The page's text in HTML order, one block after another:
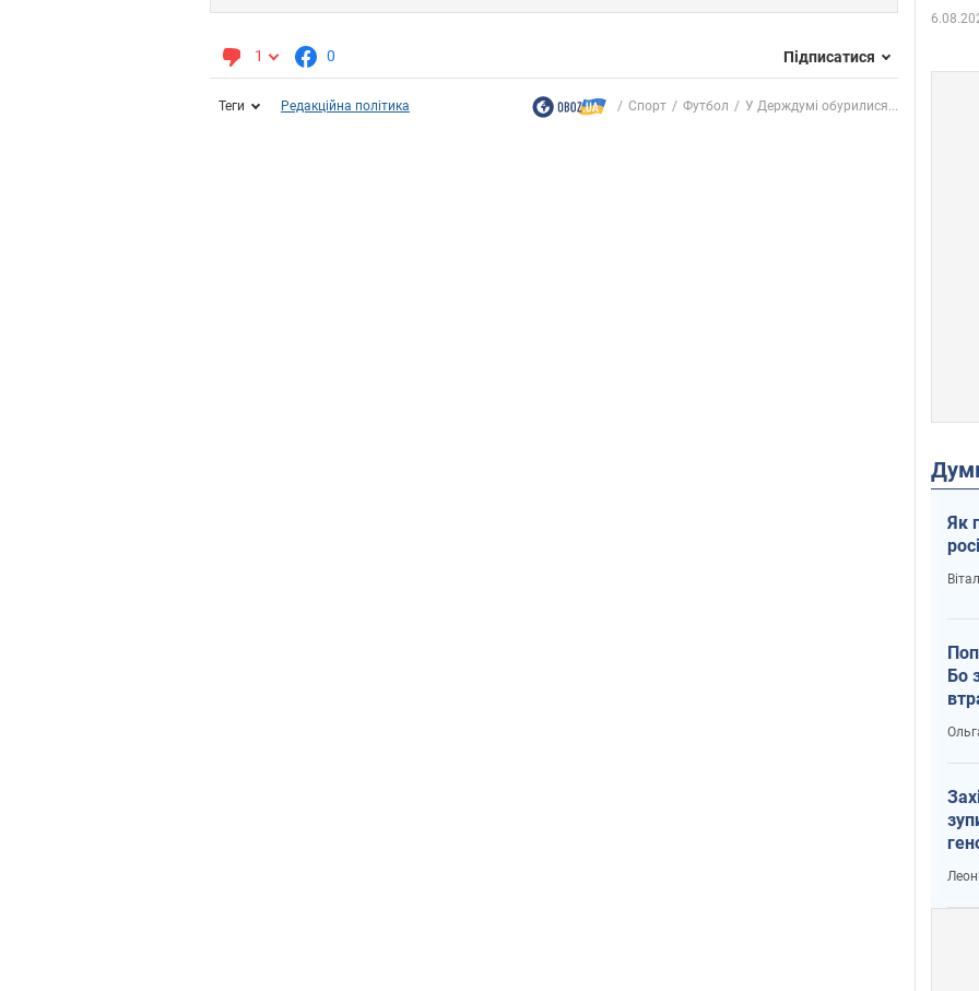
1 0 Підписатися
Теги Редакційна політика Спорт Футбол У Держдумі обурилися...
Як
Бо